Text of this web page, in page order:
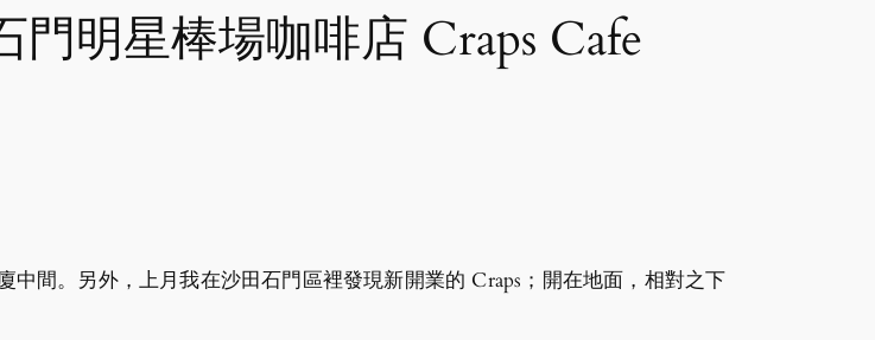
明星棒場咖啡店 Craps Cafe
中間。另外，上月我在沙田石門區裡發現新開業的 Craps；開在地面，相對之下